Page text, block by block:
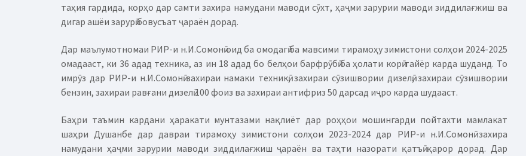
таҳия гардида, корҳо дар самти захира намудани маводи сӯхт, ҳаҷми зарурии маводи зиддилағжиш ва
дигар ашёи зарурӣ бовусъат ҷараён дорад.
Дар маълумотномаи РИР-и н.И.Сомонӣ оид ба омодагӣ ба мавсими тирамоҳу зимистони солҳои 2024-2025
омадааст, ки 36 адад техника, аз ин 18 адад бо белҳои барфрӯбӣ ба ҳолати корӣ тайёр карда шуданд. То
имрӯз дар РИР-и н.И.Сомонӣ захираи намаки техникӣ, захираи сӯзишвории дизелӣ, захираи сӯзишвории
бензин, захираи равғани дизелӣ 100 фоиз ва захираи антифриз 50 дарсад иҷро карда шудааст.
Баҳри таъмин кардани ҳаракати мунтазами нақлиёт дар роҳҳои мошингарди пойтахти мамлакат
шаҳри Душанбе дар давраи тирамоҳу зимистони солҳои 2023-2024 дар РИР-и н.И.Сомонӣ захира
намудани ҳаҷми зарурии маводи зиддилағжиш ҷараён ва таҳти назорати қатъӣ қарор дорад. Дар